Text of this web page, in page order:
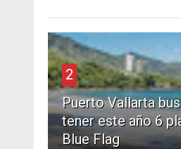
2
Puerto Vallarta
tener este año 6
Blue Flag